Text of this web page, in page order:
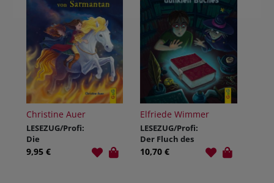
Christine Auer
LESEZUG/Profi:
Die
Feuerpferde
9,95 €
Elfriede Wimmer
LESEZUG/Profi:
Der Fluch des
dunklen
10,70 €